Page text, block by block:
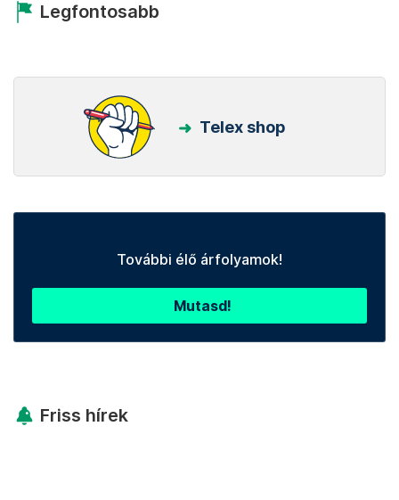
Legfontosabb
Telex shop
További élő árfolyamok!
Mutasd!
Friss hírek